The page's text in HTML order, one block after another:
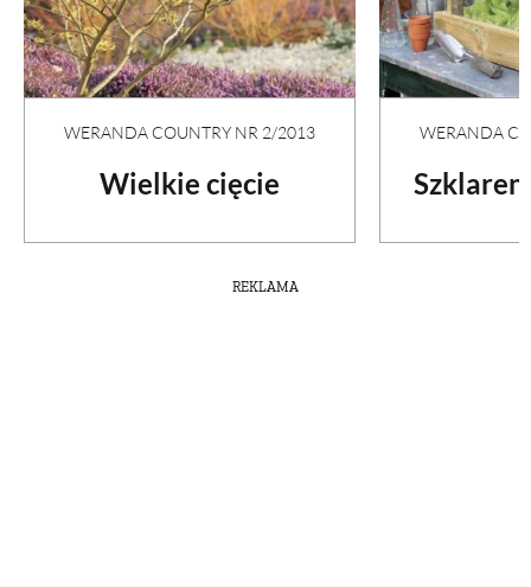
WERANDA COUNTRY NR 2/2013
Wielkie cięcie
WERANDA
REKLAMA